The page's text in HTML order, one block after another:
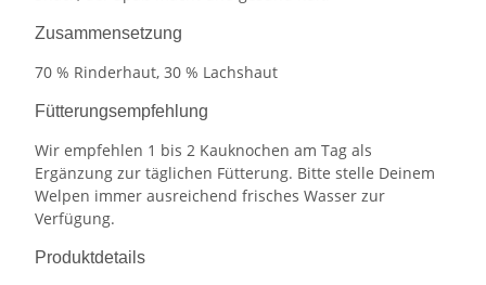
Zusammensetzung
70 % Rinderhaut, 30 % Lachshaut
Fütterungsempfehlung
Wir empfehlen 1 bis 2 Kauknochen am Tag als
Ergänzung zur täglichen Fütterung. Bitte stelle Deinem
Welpen immer ausreichend frisches Wasser zur
Verfügung.
Produktdetails